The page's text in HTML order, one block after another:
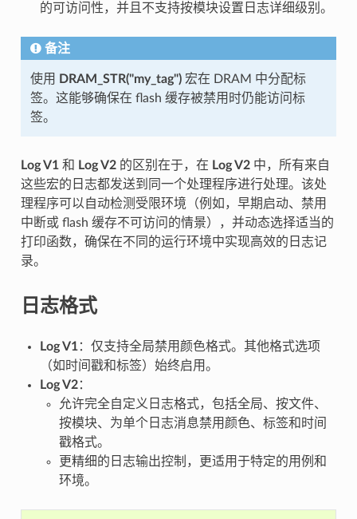
的可访问性，并且不支持按模块设置日志详细级别。
备注
使用 DRAM_STR("my_tag")宏在 DRAM 中分配标
签。这能够确保在 flash 缓存被禁用时仍能访问标
签。
Log V1和 Log V2的区别在于，在 Log V2中，所有来自
这些宏的日志都发送到同一个处理程序进行处理。该处
理程序可以自动检测受限环境（例如，早期启动、禁用
中断或 flash 缓存不可访问的情景），并动态选择适当的
打印函数，确保在不同的运行环境中实现高效的日志记
录。
日志格式
Log V1：仅支持全局禁用颜色格式。其他格式选项
（如时间戳和标签）始终启用。
Log V2：
允许完全自定义日志格式，包括全局、按文件、
按模块、为单个日志消息禁用颜色、标签和时间
戳格式。
更精细的日志输出控制，更适用于特定的用例和
环境。